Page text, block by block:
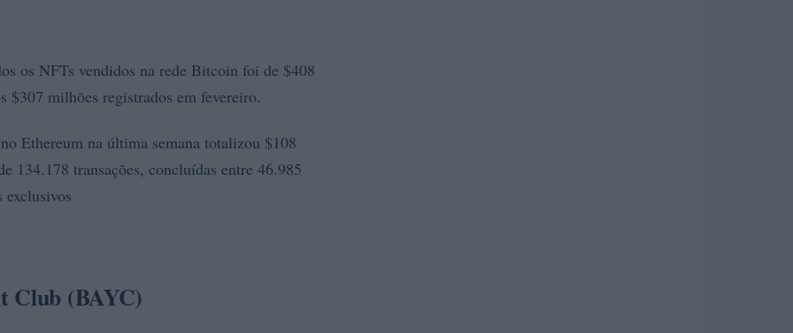
os NFTs vendidos na rede Bitcoin foi de $408
$307 milhões registrados em fevereiro.
Ethereum na última semana totalizou $108
134.178 transações, concluídas entre 46.985
exclusivos
Club (BAYC)